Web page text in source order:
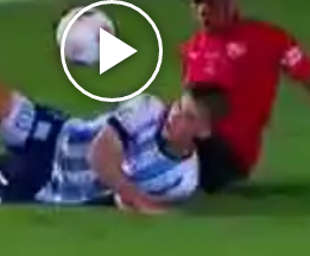
Play
Video